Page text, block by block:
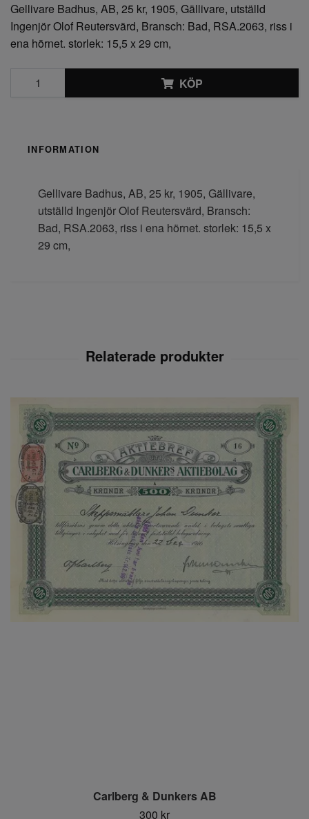
Gellivare Badhus, AB, 25 kr, 1905, Gällivare, utställd
Ingenjör Olof Reutersvärd, Bransch: Bad, RSA.2063, riss i
ena hörnet. storlek: 15,5 x 29 cm,
KÖP
INFORMATION
Gellivare Badhus, AB, 25 kr, 1905, Gällivare,
utställd Ingenjör Olof Reutersvärd, Bransch:
Bad, RSA.2063, riss i ena hörnet. storlek: 15,5 x
29 cm,
Carlberg & Dunkers AB
300 kr